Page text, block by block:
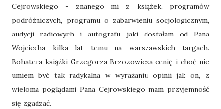
Cejrowskiego - znanego mi z książek, programów
podróżniczych, programu o zabarwieniu socjologicznym,
audycji radiowych i autografu jaki dostałam od Pana
Wojciecha kilka lat temu na warszawskich targach.
Bohatera książki Grzegorza Brzozowicza cenię i choć nie
umiem być tak radykalna w wyrażaniu opinii jak on, z
wieloma poglądami Pana Cejrowskiego mam przyjemność
się zgadzać.